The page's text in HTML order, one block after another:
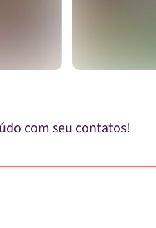
com seu contatos!